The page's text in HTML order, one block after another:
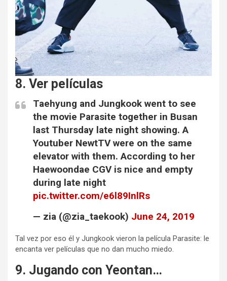
8. Ver películas
Taehyung and Jungkook went to see
the movie Parasite together in Busan
last Thursday late night showing. A
Youtuber NewtTV were on the same
elevator with them. According to her
Haewoondae CGV is nice and empty
during late night
pic.twitter.com/e6l89InlRs
— zia (@zia_taekook) June 24, 2019
Tal vez por eso él y Jungkook vieron la película Parasite: le
encanta ver películas que no dan mucho miedo.
9. Jugando con Yeontan…